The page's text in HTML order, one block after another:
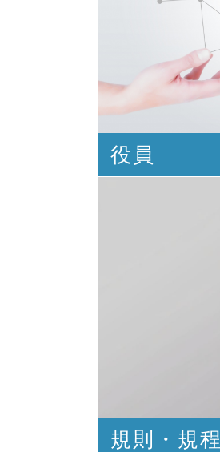
役員
規則・規程